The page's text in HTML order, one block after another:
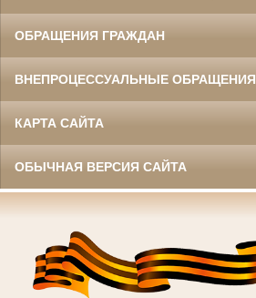
ОБРАЩЕНИЯ ГРАЖДАН
ВНЕПРОЦЕССУАЛЬНЫЕ ОБРАЩЕНИЯ
КАРТА САЙТА
ОБЫЧНАЯ ВЕРСИЯ САЙТА